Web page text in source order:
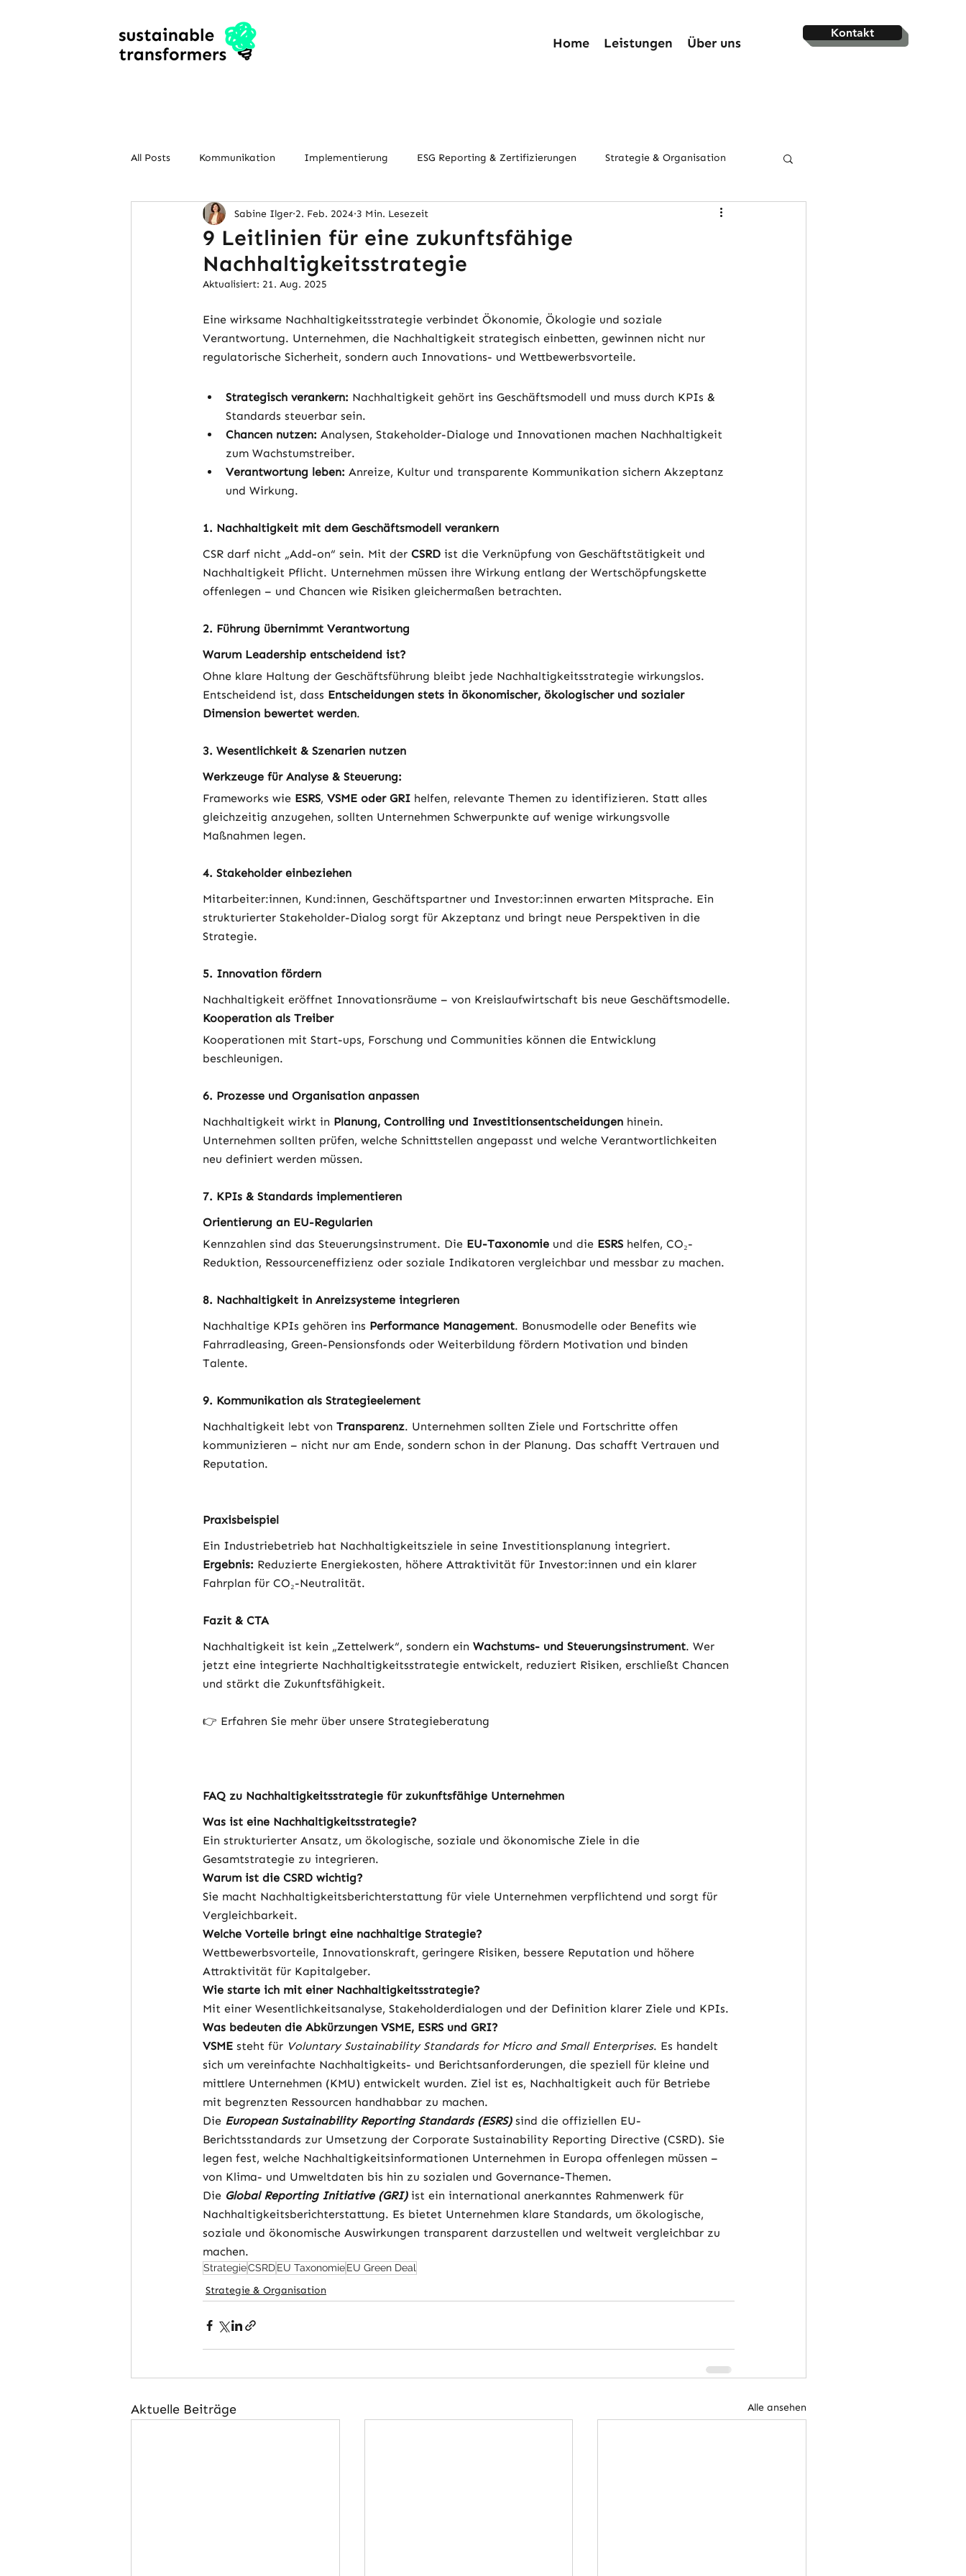
Home Leistungen Über uns
Kontakt
All Posts Kommunikation Implementierung ESG Reporting & Zertifizierungen Strategie & Organisation
Innovation & Corporate Venturing Zukunftstrends & Kontextanalyse
9 Leitlinien für eine zukunftsfähige
Nachhaltigkeitsstrategie
Sabine Ilger 2. Feb. 2024 3 Min. Lesezeit
Aktualisiert: 21. Aug. 2025
Eine wirksame Nachhaltigkeitsstrategie verbindet Ökonomie, Ökologie und soziale
Verantwortung. Unternehmen, die Nachhaltigkeit strategisch einbetten, gewinnen nicht nur
regulatorische Sicherheit, sondern auch Innovations- und Wettbewerbsvorteile.
Strategisch verankern: Nachhaltigkeit gehört ins Geschäftsmodell und muss durch KPIs &
Standards steuerbar sein.
Chancen nutzen: Analysen, Stakeholder-Dialoge und Innovationen machen Nachhaltigkeit
zum Wachstumstreiber.
Verantwortung leben: Anreize, Kultur und transparente Kommunikation sichern Akzeptanz
und Wirkung.
1. Nachhaltigkeit mit dem Geschäftsmodell verankern
CSR darf nicht „Add-on“ sein. Mit der CSRD ist die Verknüpfung von Geschäftstätigkeit und
Nachhaltigkeit Pflicht. Unternehmen müssen ihre Wirkung entlang der Wertschöpfungskette
offenlegen – und Chancen wie Risiken gleichermaßen betrachten.
2. Führung übernimmt Verantwortung
Warum Leadership entscheidend ist?
Ohne klare Haltung der Geschäftsführung bleibt jede Nachhaltigkeitsstrategie wirkungslos.
Entscheidend ist, dass Entscheidungen stets in ökonomischer, ökologischer und sozialer
Dimension bewertet werden.
3. Wesentlichkeit & Szenarien nutzen
Werkzeuge für Analyse & Steuerung:
Frameworks wie ESRS, VSME oder GRI helfen, relevante Themen zu identifizieren. Statt alles
gleichzeitig anzugehen, sollten Unternehmen Schwerpunkte auf wenige wirkungsvolle
Maßnahmen legen.
4. Stakeholder einbeziehen
Mitarbeiter:innen, Kund:innen, Geschäftspartner und Investor:innen erwarten Mitsprache. Ein
strukturierter Stakeholder-Dialog sorgt für Akzeptanz und bringt neue Perspektiven in die
Strategie.
5. Innovation fördern
Nachhaltigkeit eröffnet Innovationsräume – von Kreislaufwirtschaft bis neue Geschäftsmodelle.
Kooperation als Treiber
Kooperationen mit Start-ups, Forschung und Communities können die Entwicklung
beschleunigen.
6. Prozesse und Organisation anpassen
Nachhaltigkeit wirkt in Planung, Controlling und Investitionsentscheidungen hinein.
Unternehmen sollten prüfen, welche Schnittstellen angepasst und welche Verantwortlichkeiten
neu definiert werden müssen.
7. KPIs & Standards implementieren
Orientierung an EU-Regularien
Kennzahlen sind das Steuerungsinstrument. Die EU-Taxonomie und die ESRS helfen, CO₂-
Reduktion, Ressourceneffizienz oder soziale Indikatoren vergleichbar und messbar zu machen.
8. Nachhaltigkeit in Anreizsysteme integrieren
Nachhaltige KPIs gehören ins Performance Management. Bonusmodelle oder Benefits wie
Fahrradleasing, Green-Pensionsfonds oder Weiterbildung fördern Motivation und binden
Talente.
9. Kommunikation als Strategieelement
Nachhaltigkeit lebt von Transparenz. Unternehmen sollten Ziele und Fortschritte offen
kommunizieren – nicht nur am Ende, sondern schon in der Planung. Das schafft Vertrauen und
Reputation.
Praxisbeispiel
Ein Industriebetrieb hat Nachhaltigkeitsziele in seine Investitionsplanung integriert.
Ergebnis: Reduzierte Energiekosten, höhere Attraktivität für Investor:innen und ein klarer
Fahrplan für CO₂-Neutralität.
Fazit & CTA
Nachhaltigkeit ist kein „Zettelwerk“, sondern ein Wachstums- und Steuerungsinstrument. Wer
jetzt eine integrierte Nachhaltigkeitsstrategie entwickelt, reduziert Risiken, erschließt Chancen
und stärkt die Zukunftsfähigkeit.
👉 Erfahren Sie mehr über unsere Strategieberatung
FAQ zu Nachhaltigkeitsstrategie für zukunftsfähige Unternehmen
Was ist eine Nachhaltigkeitsstrategie?
Ein strukturierter Ansatz, um ökologische, soziale und ökonomische Ziele in die
Gesamtstrategie zu integrieren.
Warum ist die CSRD wichtig?
Sie macht Nachhaltigkeitsberichterstattung für viele Unternehmen verpflichtend und sorgt für
Vergleichbarkeit.
Welche Vorteile bringt eine nachhaltige Strategie?
Wettbewerbsvorteile, Innovationskraft, geringere Risiken, bessere Reputation und höhere
Attraktivität für Kapitalgeber.
Wie starte ich mit einer Nachhaltigkeitsstrategie?
Mit einer Wesentlichkeitsanalyse, Stakeholderdialogen und der Definition klarer Ziele und KPIs.
Was bedeuten die Abkürzungen VSME, ESRS und GRI?
VSME steht für Voluntary Sustainability Standards for Micro and Small Enterprises. Es handelt
sich um vereinfachte Nachhaltigkeits- und Berichtsanforderungen, die speziell für kleine und
mittlere Unternehmen (KMU) entwickelt wurden. Ziel ist es, Nachhaltigkeit auch für Betriebe
mit begrenzten Ressourcen handhabbar zu machen.
Die European Sustainability Reporting Standards (ESRS) sind die offiziellen EU-
Berichtsstandards zur Umsetzung der Corporate Sustainability Reporting Directive (CSRD). Sie
legen fest, welche Nachhaltigkeitsinformationen Unternehmen in Europa offenlegen müssen –
von Klima- und Umweltdaten bis hin zu sozialen und Governance-Themen.
Die Global Reporting Initiative (GRI) ist ein international anerkanntes Rahmenwerk für
Nachhaltigkeitsberichterstattung. Es bietet Unternehmen klare Standards, um ökologische,
soziale und ökonomische Auswirkungen transparent darzustellen und weltweit vergleichbar zu
machen.
StrategieCSRDEU TaxonomieEU Green Deal
Strategie & Organisation
Aktuelle Beiträge Alle ansehen